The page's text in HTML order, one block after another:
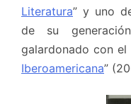
Literatura” y uno
de su
galardonado con el
Iberoamericana”